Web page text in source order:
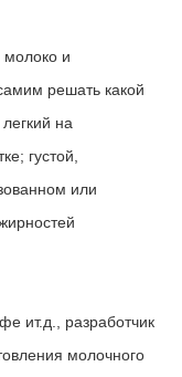
молоко и
решать какой
на
густой,
или
ит.д., разработчик
молочного